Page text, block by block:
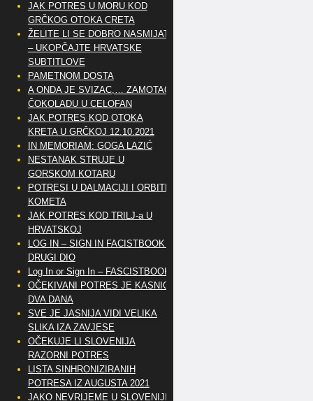
JAK POTRES U MORU KOD
GRČKOG OTOKA CRETA
ŽELITE LI SE DOBRO NASMIJATI
– UKOPČAJTE HRVATSKE
SUBTITLOVE
PAMETNOM DOSTA
A ONDA JE SVIZAC,… ZAMOTAO
ČOKOLADU U CELOFAN
JAK POTRES KOD OTOKA
KRETA U GRČKOJ 12.10.2021
IN MEMORIAM: GOGA LAZIĆ
NESTANAK STRUJE U
GORSKOM KOTARU
POTRESI U DALMACIJI I ORBITE
KOMETA
JAK POTRES KOD TRILJ-a U
HRVATSKOJ
LOG IN – SIGN IN FACISTBOOK –
DRUGI DIO
Log In or Sign In – FASCISTBOOK
OČEKIVANI POTRES JE KASNIO
DVA DANA
SVE JE JASNIJA VIDI VELIKA
SLIKA IZA ZAVJESE
OČEKUJE LI SLOVENIJA
RAZORNI POTRES
LISTA SINHRONIZIRANIH
POTRESA IZ AUGUSTA 2021
JAKO NEVRIJEME U SLOVENIJI